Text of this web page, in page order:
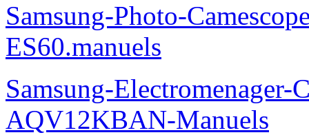
Samsung-Photo-
ES60.manuels
Samsung-Electromenager-
AQV12KBAN-Manuels